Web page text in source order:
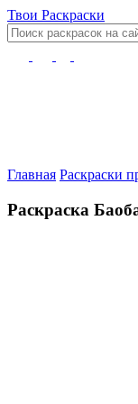
Твои Раскраски
Главная Раскраски
Раскраска